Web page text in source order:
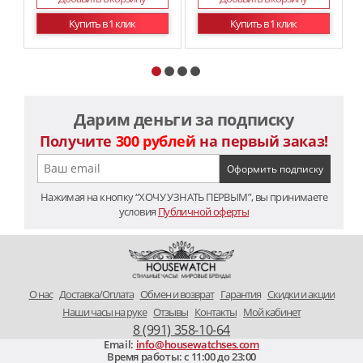
Купить в 1 клик
Купить в 1 клик
Дарим деньги за подписку
Получите 300 рублей на первый заказ!
Нажимая на кнопку “ХОЧУ УЗНАТЬ ПЕРВЫМ”, вы принимаете
условия Публичной оферты
O нас Доставка/Оплата Обмен и возврат Гарантия Скидки и акции
Наши часы на руке Отзывы Контакты Мой кабинет
8 (991) 358-10-64
Email: info@housewatchses.com
Время работы: c 11:00 до 23:00